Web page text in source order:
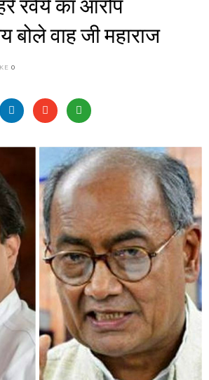
रवैये का आरोप
बोले वाह जी महाराज
0